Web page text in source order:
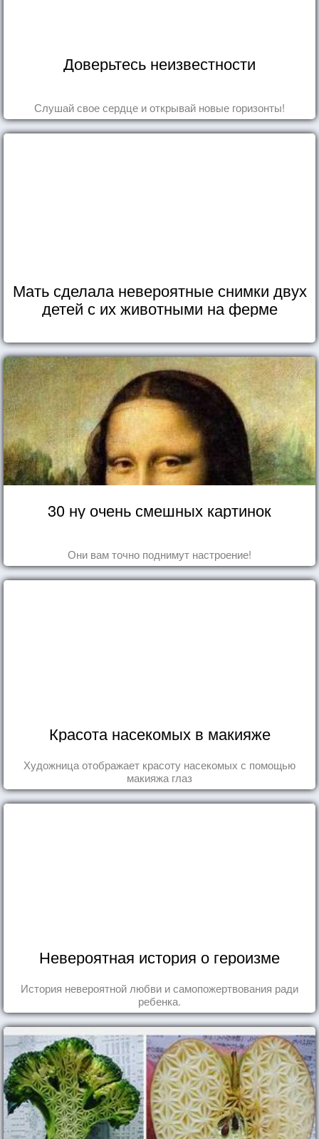
Доверьтесь неизвестности
Слушай свое сердце и открывай новые горизонты!
Мать сделала невероятные снимки двух
детей с их животными на ферме
30 ну очень смешных картинок
Они вам точно поднимут настроение!
Красота насекомых в макияже
Художница отображает красоту насекомых с помощью
макияжа глаз
Невероятная история о героизме
История невероятной любви и самопожертвования ради
ребенка.